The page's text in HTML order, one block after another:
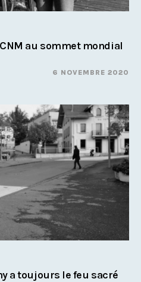
au sommet mondial
6 NOVEMBRE 2020
a toujours le feu sacré